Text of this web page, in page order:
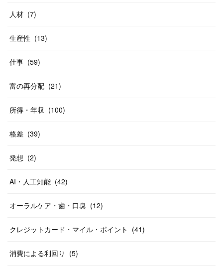
人材 (7)
生産性 (13)
仕事 (59)
富の再分配 (21)
所得・年収 (100)
格差 (39)
発想 (2)
AI・人工知能 (42)
オーラルケア・歯・口臭 (12)
クレジットカード・マイル・ポイント (41)
消費による利回り (5)